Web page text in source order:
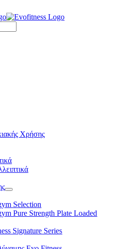
Χρήσης
Selection
Pure Strength Plate Loaded
Signature Series